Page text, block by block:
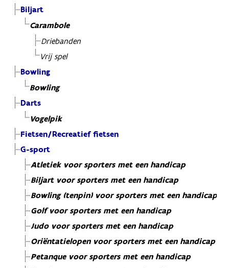
Biljart
Carambole
Driebanden
Vrij spel
Bowling
Bowling
Darts
Vogelpik
Fietsen/Recreatief fietsen
G-sport
Atletiek voor sporters met een handicap
Biljart voor sporters met een handicap
Bowling (tenpin) voor sporters met een handicap
Golf voor sporters met een handicap
Judo voor sporters met een handicap
Oriëntatielopen voor sporters met een handicap
Petanque voor sporters met een handicap